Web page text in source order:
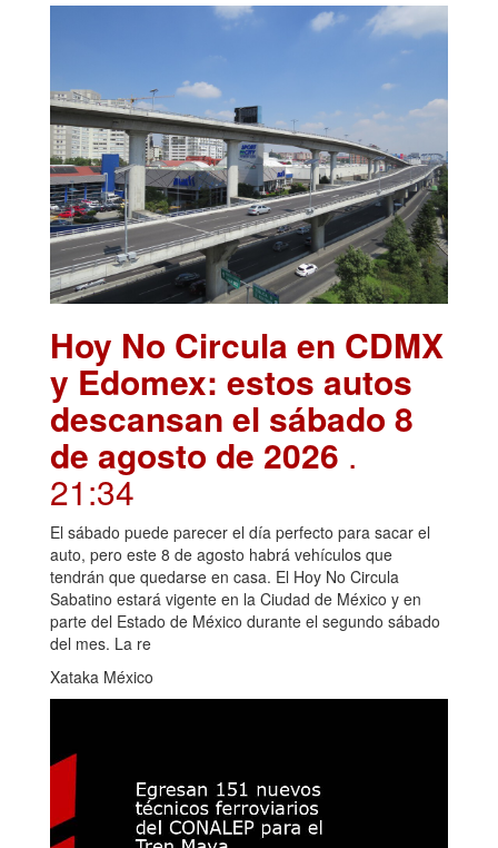
Hoy No Circula en CDMX
y Edomex: estos autos
descansan el sábado 8
de agosto de 2026 .
21:34
El sábado puede parecer el día perfecto para sacar el
auto, pero este 8 de agosto habrá vehículos que
tendrán que quedarse en casa. El Hoy No Circula
Sabatino estará vigente en la Ciudad de México y en
parte del Estado de México durante el segundo sábado
del mes. La re
Xataka México